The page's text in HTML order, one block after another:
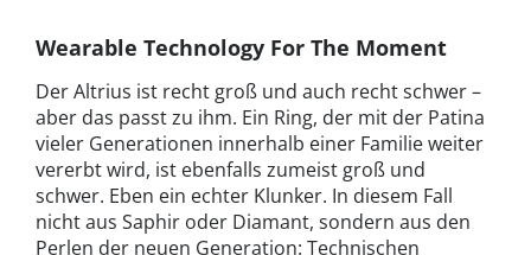
Wearable Technology For The Moment
Der Altrius ist recht groß und auch recht schwer –
aber das passt zu ihm. Ein Ring, der mit der Patina
vieler Generationen innerhalb einer Familie weiter
vererbt wird, ist ebenfalls zumeist groß und
schwer. Eben ein echter Klunker. In diesem Fall
nicht aus Saphir oder Diamant, sondern aus den
Perlen der neuen Generation: Technischen